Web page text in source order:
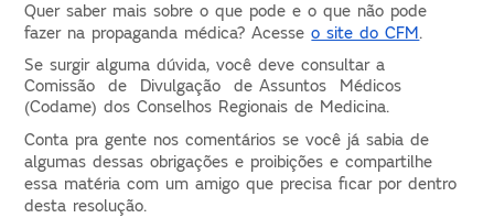
Quer saber mais sobre o que pode e o que não pode
fazer na propaganda médica? Acesse o site do CFM .
Se surgir alguma dúvida, você deve consultar a
Comissão  de  Divulgação  de Assuntos  Médicos
(Codame) dos Conselhos Regionais de Medicina.
Conta pra gente nos comentários se você já sabia de
algumas dessas obrigações e proibições e compartilhe
essa matéria com um amigo que precisa ficar por dentro
desta resolução.